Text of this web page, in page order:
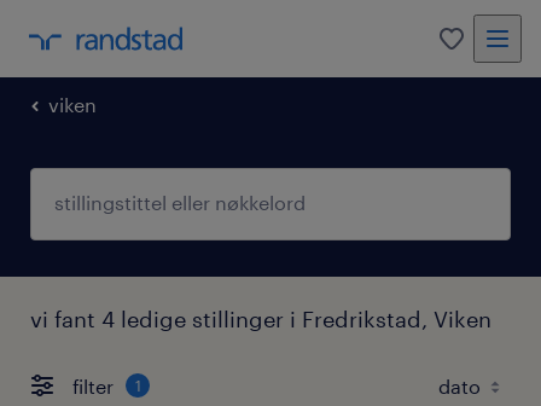
0
viken
vi fant 4 ledige stillinger i Fredrikstad, Viken
filter 1